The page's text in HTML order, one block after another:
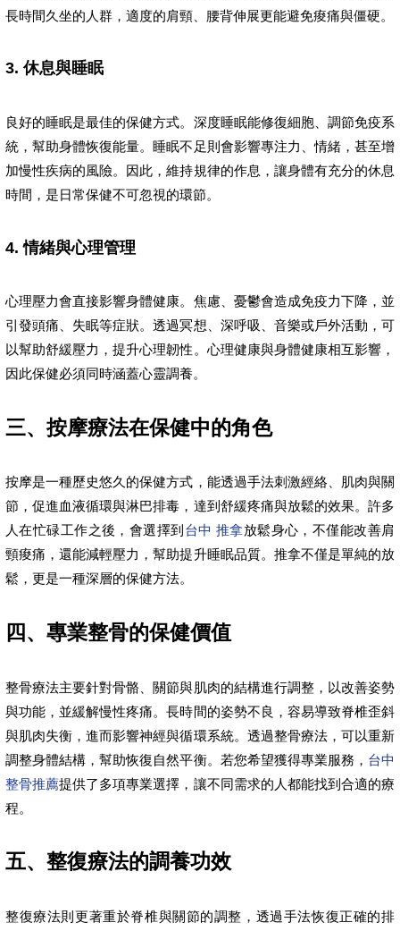
長時間久坐的人群，適度的肩頸、腰背伸展更能避免痠痛與僵硬。
3. 休息與睡眠
良好的睡眠是最佳的保健方式。深度睡眠能修復細胞、調節免疫系
統，幫助身體恢復能量。睡眠不足則會影響專注力、情緒，甚至增
加慢性疾病的風險。因此，維持規律的作息，讓身體有充分的休息
時間，是日常保健不可忽視的環節。
4. 情緒與心理管理
心理壓力會直接影響身體健康。焦慮、憂鬱會造成免疫力下降，並
引發頭痛、失眠等症狀。透過冥想、深呼吸、音樂或戶外活動，可
以幫助舒緩壓力，提升心理韌性。心理健康與身體健康相互影響，
因此保健必須同時涵蓋心靈調養。
三、按摩療法在保健中的角色
按摩是一種歷史悠久的保健方式，能透過手法刺激經絡、肌肉與關
節，促進血液循環與淋巴排毒，達到舒緩疼痛與放鬆的效果。許多
人在忙碌工作之後，會選擇到 台中 推拿放鬆身心，不僅能改善肩
頸痠痛，還能減輕壓力，幫助提升睡眠品質。推拿不僅是單純的放
鬆，更是一種深層的保健方法。
四、專業整骨的保健價值
整骨療法主要針對骨骼、關節與肌肉的結構進行調整，以改善姿勢
與功能，並緩解慢性疼痛。長時間的姿勢不良，容易導致脊椎歪斜
與肌肉失衡，進而影響神經與循環系統。透過整骨療法，可以重新
調整身體結構，幫助恢復自然平衡。若您希望獲得專業服務， 台中
整骨推薦提供了多項專業選擇，讓不同需求的人都能找到合適的療
程。
五、整復療法的調養功效
整復療法則更著重於脊椎與關節的調整，透過手法恢復正確的排